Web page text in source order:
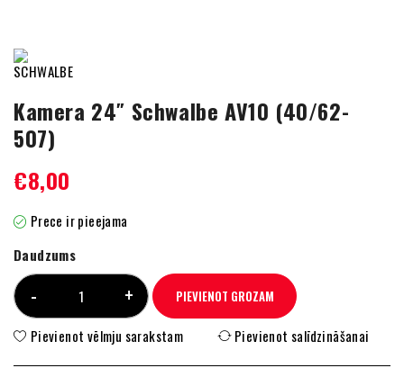
Kamera 24″ Schwalbe AV10 (40/62-
507)
€8,00
Prece ir pieejama
Daudzums
PIEVIENOT GROZAM
Pievienot vēlmju sarakstam Pievienot salīdzināšanai